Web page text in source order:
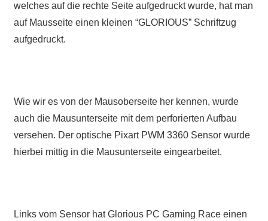
welches auf die rechte Seite aufgedruckt wurde, hat man
auf Mausseite einen kleinen “GLORIOUS” Schriftzug
aufgedruckt.
Wie wir es von der Mausoberseite her kennen, wurde
auch die Mausunterseite mit dem perforierten Aufbau
versehen. Der optische Pixart PWM 3360 Sensor wurde
hierbei mittig in die Mausunterseite eingearbeitet.
Links vom Sensor hat Glorious PC Gaming Race einen